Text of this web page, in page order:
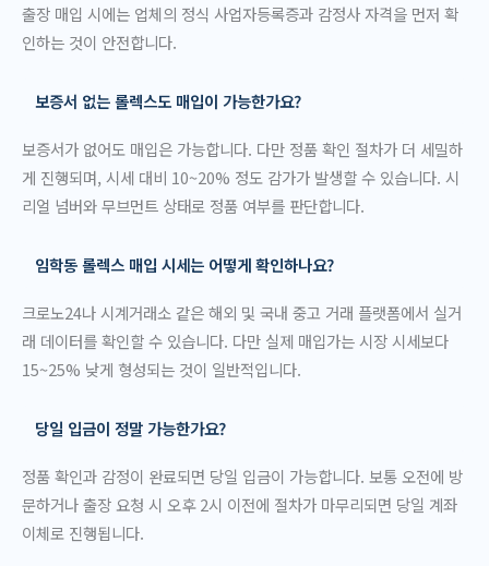
출장 매입 시에는 업체의 정식 사업자등록증과 감정사 자격을 먼저 확
인하는 것이 안전합니다.
보증서 없는 롤렉스도 매입이 가능한가요?
보증서가 없어도 매입은 가능합니다. 다만 정품 확인 절차가 더 세밀하
게 진행되며, 시세 대비 10~20% 정도 감가가 발생할 수 있습니다. 시
리얼 넘버와 무브먼트 상태로 정품 여부를 판단합니다.
임학동 롤렉스 매입 시세는 어떻게 확인하나요?
크로노24나 시계거래소 같은 해외 및 국내 중고 거래 플랫폼에서 실거
래 데이터를 확인할 수 있습니다. 다만 실제 매입가는 시장 시세보다
15~25% 낮게 형성되는 것이 일반적입니다.
당일 입금이 정말 가능한가요?
정품 확인과 감정이 완료되면 당일 입금이 가능합니다. 보통 오전에 방
문하거나 출장 요청 시 오후 2시 이전에 절차가 마무리되면 당일 계좌
이체로 진행됩니다.